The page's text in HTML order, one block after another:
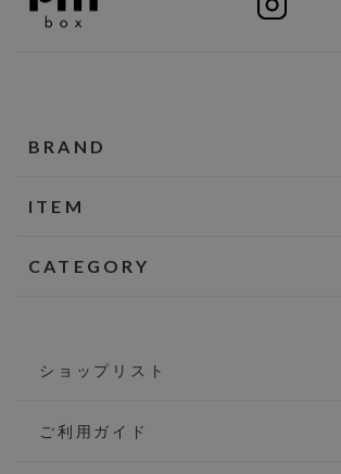
BRAND
ITEM
CATEGORY
ショップリスト
ご利用ガイド